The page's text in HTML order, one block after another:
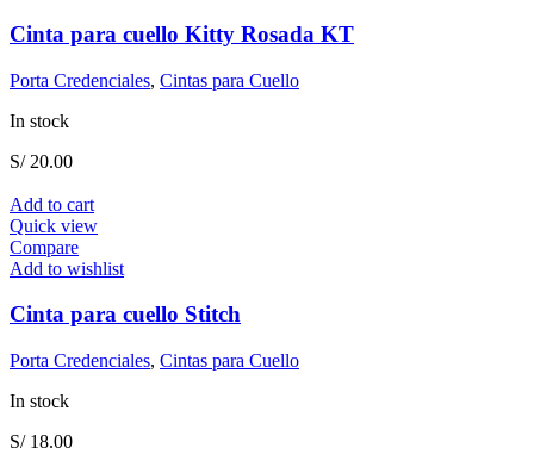
Cinta para cuello Kitty Rosada KT
Porta Credenciales, Cintas para Cuello
In stock
S/20.00
Add to cart
Quick view
Compare
Add to wishlist
Cinta para cuello Stitch
Porta Credenciales, Cintas para Cuello
In stock
S/18.00